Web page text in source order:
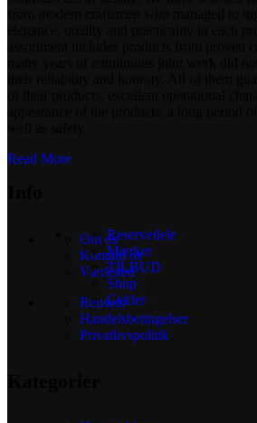
Read More
Om os
Kontakt os
Værksted
Reusers
Handelsbetingelser
Privatlivspolitik
Reservedele
Mærker
TILBUD
Shop
Cykler